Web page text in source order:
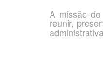
A missão
reunir,